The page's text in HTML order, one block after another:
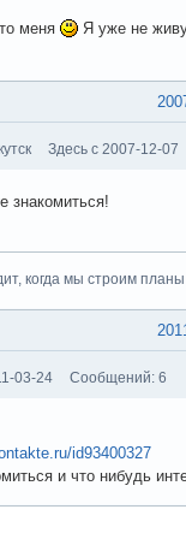
меня
Я уже не
Здесь с 2007-12-07
знакомиться!
когда мы строим
03-24 Сообщений: 6
id93400327
и что нибудь